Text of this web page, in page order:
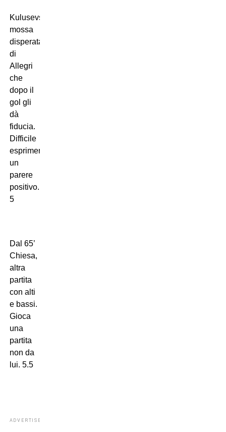
Kulusevski,
mossa
disperata
di
Allegri
che
dopo il
gol gli
dà
fiducia.
Difficile
esprimere
un
parere
positivo.
5
Dal 65’
Chiesa,
altra
partita
con alti
e bassi.
Gioca
una
partita
non da
lui. 5.5
ADVERTISEMENT